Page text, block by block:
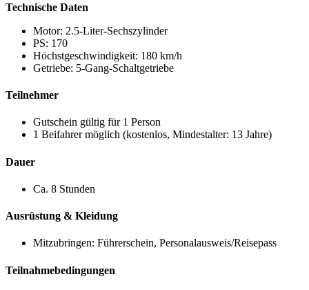
Technische Daten
Motor: 2.5-Liter-Sechszylinder
PS: 170
Höchstgeschwindigkeit: 180 km/h
Getriebe: 5-Gang-Schaltgetriebe
Teilnehmer
Gutschein gültig für 1 Person
1 Beifahrer möglich (kostenlos, Mindestalter: 13 Jahre)
Dauer
Ca. 8 Stunden
Ausrüstung & Kleidung
Mitzubringen: Führerschein, Personalausweis/Reisepass
Teilnahmebedingungen